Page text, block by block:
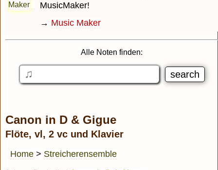
MusicMaker!
→ Music Maker
Alle Noten finden:
Canon in D & Gigue
Flöte, vl, 2 vc und Klavier
Home > Streicherensemble